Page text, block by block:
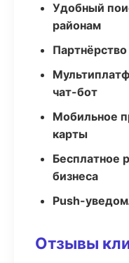
Удобный
районам
чат-бот
Мобильное
карты
Бесплатное
бизнеса
Push-
Отзывы